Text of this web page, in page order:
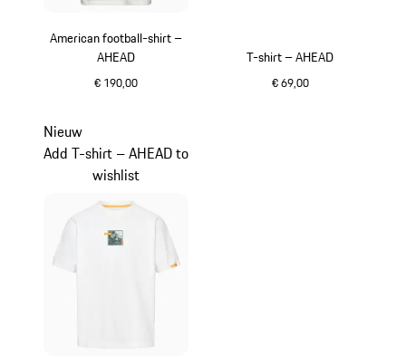
American football-shirt –
AHEAD
€ 190,00
T-shirt – AHEAD
€ 69,00
Nieuw
Add T-shirt – AHEAD to
wishlist